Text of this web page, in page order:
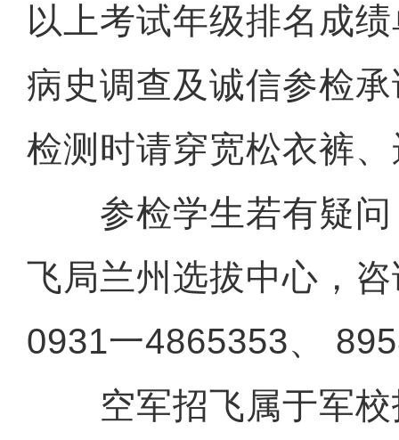
以上考试年级排名成
病史调查及诚信参检
检测时请穿宽松衣裤
参检学生若有疑问
飞局兰州选拔中心，
0931一4865353、
空军招飞属于军校